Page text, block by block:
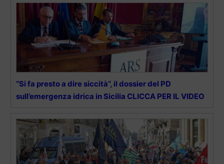
“Si fa presto a dire siccità”, il dossier del PD
sull’emergenza idrica in Sicilia CLICCA PER IL VIDEO